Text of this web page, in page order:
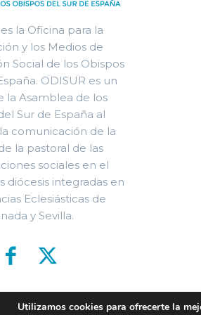
la Oficina para la
y los Medios de
Social de los Obispos
ODISUR es un
la Asamblea de los
Sur de España al
comunicación de la
la pastoral de las
sociales en el
diócesis integradas en
Eclesiásticas de
y Sevilla.
Utilizamos cookies para ofrecerte la